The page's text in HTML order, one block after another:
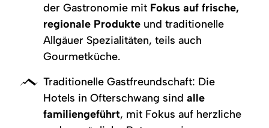
der Gastronomie mit Fokus auf frische,
regionale Produkte und traditionelle
Allgäuer Spezialitäten, teils auch
Gourmetküche.
Traditionelle Gastfreundschaft: Die
Hotels in Ofterschwang sindalle
familiengeführt, mit Fokus auf herzliche